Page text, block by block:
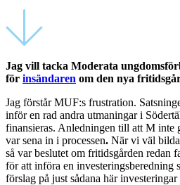
Jag vill tacka Moderata
för insändaren om den nya
Jag förstår MUF:s frustration.
inför en rad andra utmaningar i
finansieras. Anledningen till att M inte
var sena in i processen. När vi väl
så var beslutet om fritidsgården redan
för att införa en investeringsberedning
förslag på just sådana här